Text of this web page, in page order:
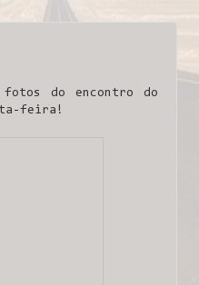
do encontro do
feira!